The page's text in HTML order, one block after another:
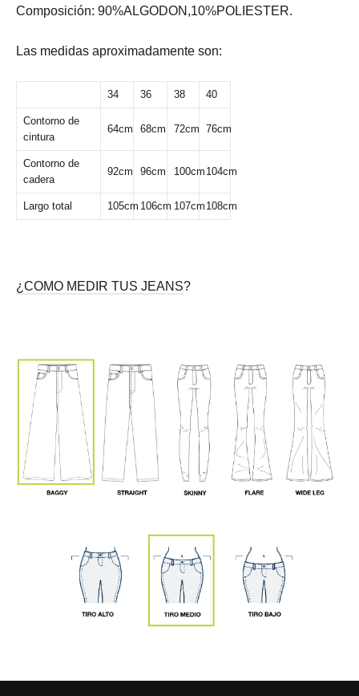
Composición: 90%ALGODON,10%POLIESTER.
Las medidas aproximadamente son:
34 36 38 40
Contorno de
cintura
64cm 68cm 72cm 76cm
Contorno de
cadera
92cm 96cm 100cm 104cm
Largo total 105cm 106cm 107cm 108cm
¿COMO MEDIR TUS JEANS?